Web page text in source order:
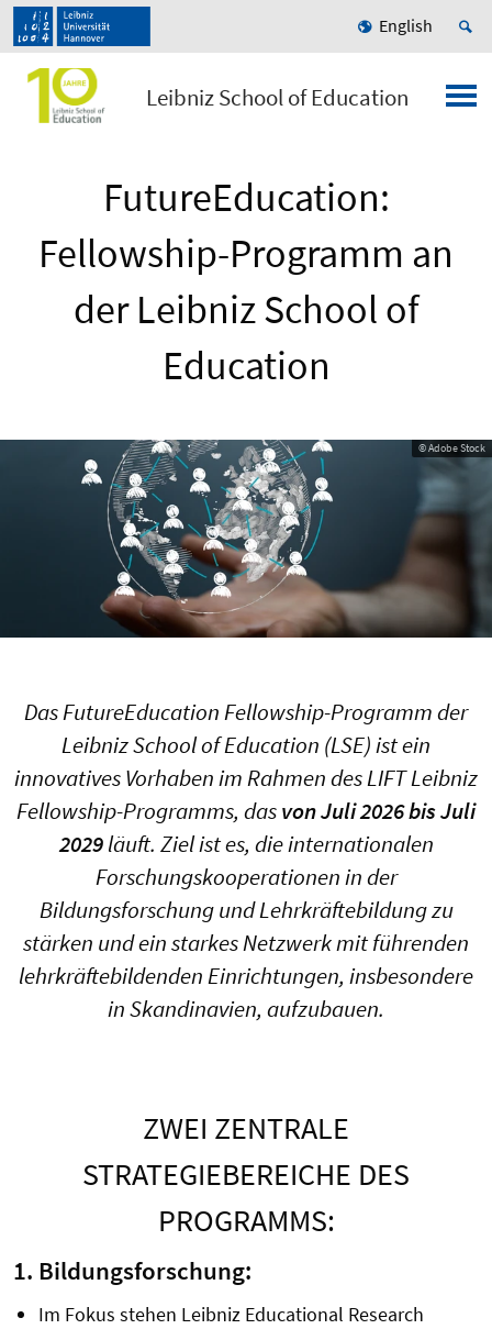
English
Leibniz School of Education
FutureEducation:
Fellowship-Programm an
der Leibniz School of
Education
© Adobe Stock
Das FutureEducation Fellowship-Programm der
Leibniz School of Education (LSE) ist ein
innovatives Vorhaben im Rahmen des LIFT Leibniz
Fellowship-Programms, dasvon Juli 2026 bis Juli
2029läuft. Ziel ist es, die internationalen
Forschungskooperationen in der
Bildungsforschung und Lehrkräftebildung zu
stärken und ein starkes Netzwerk mit führenden
lehrkräftebildenden Einrichtungen, insbesondere
in Skandinavien, aufzubauen.
ZWEI ZENTRALE
STRATEGIEBEREICHE DES
PROGRAMMS:
1. Bildungsforschung:
Im Fokus stehen Leibniz Educational Research